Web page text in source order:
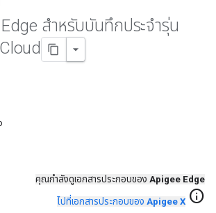
สำหรับบันทึกประจำรุ่น
คุณกำลังดูเอกสารประกอบของ Apigee Edge
ไปที่เอกสารประกอบของ Apigee X info